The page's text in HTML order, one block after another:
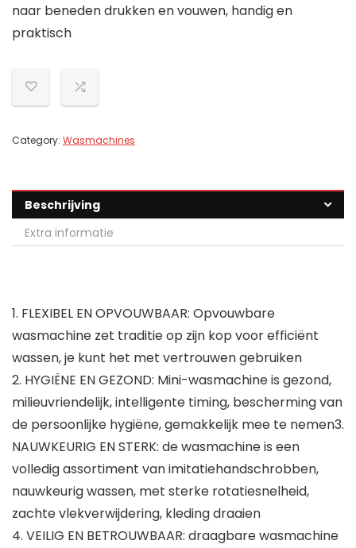
naar beneden drukken en vouwen, handig en
praktisch
Category: Wasmachines
Beschrijving
Extra informatie
1. FLEXIBEL EN OPVOUWBAAR: Opvouwbare
wasmachine zet traditie op zijn kop voor efficiënt
wassen, je kunt het met vertrouwen gebruiken
2. HYGIËNE EN GEZOND: Mini-wasmachine is gezond,
milieuvriendelijk, intelligente timing, bescherming van
de persoonlijke hygiëne, gemakkelijk mee te nemen3.
NAUWKEURIG EN STERK: de wasmachine is een
volledig assortiment van imitatiehandschrobben,
nauwkeurig wassen, met sterke rotatiesnelheid,
zachte vlekverwijdering, kleding draaien
4. VEILIG EN BETROUWBAAR: draagbare wasmachine